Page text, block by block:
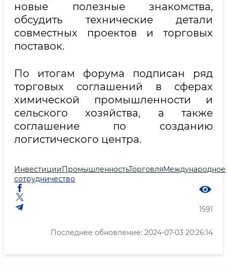
новые полезные знакомства,
обсудить технические детали
совместных проектов и торговых
поставок.
По итогам форума подписан ряд
торговых соглашений в сферах
химической промышленности и
сельского хозяйства, а также
соглашение по созданию
логистического центра.
ИнвестицииПромышленностьТорговляМеждународное
сотрудничество
1591
Последнее обновление: 2024-07-03 20:26:14